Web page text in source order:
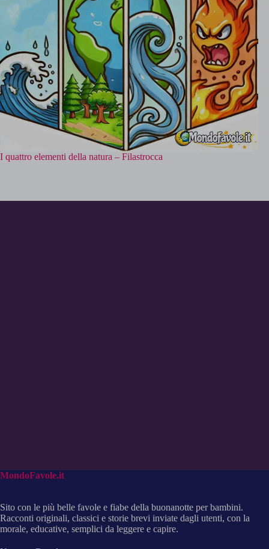
I quattro elementi della natura – Filastrocca
MondoFavole.it
Sito con le più belle favole e fiabe della buonanotte per bambini.
Racconti originali, classici e storie brevi inviate dagli utenti, con la
morale, educative, semplici da leggere e capire.